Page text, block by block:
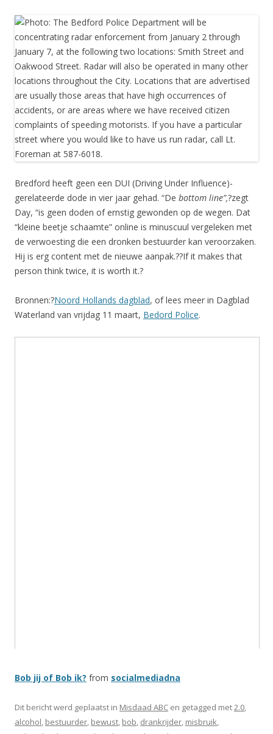
Bredford heeft geen een DUI (Driving Under Influence)-
gerelateerde dode in vier jaar gehad. “De bottom line”,?zegt
Day, “is geen doden of ernstig gewonden op de wegen. Dat
“kleine beetje schaamte” online is minuscuul vergeleken met
de verwoesting die een dronken bestuurder kan veroorzaken.
Hij is erg content met de nieuwe aanpak.??If it makes that
person think twice, it is worth it.?
Bronnen:?Noord Hollands dagblad, of lees meer in Dagblad
Waterland van vrijdag 11 maart, Bedord Police.
Bob jij of Bob ik? from socialmediadna
Dit bericht werd geplaatst in Misdaad ABC en getagged met2.0,
alcohol, bestuurder, bewust, bob, drankrijder, misbruik,